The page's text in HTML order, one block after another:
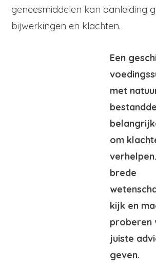
geneesmiddelen kan aanleiding
bijwerkingen en klachten.
Een
met
om
brede
kijk en
proberen
juiste
geven.